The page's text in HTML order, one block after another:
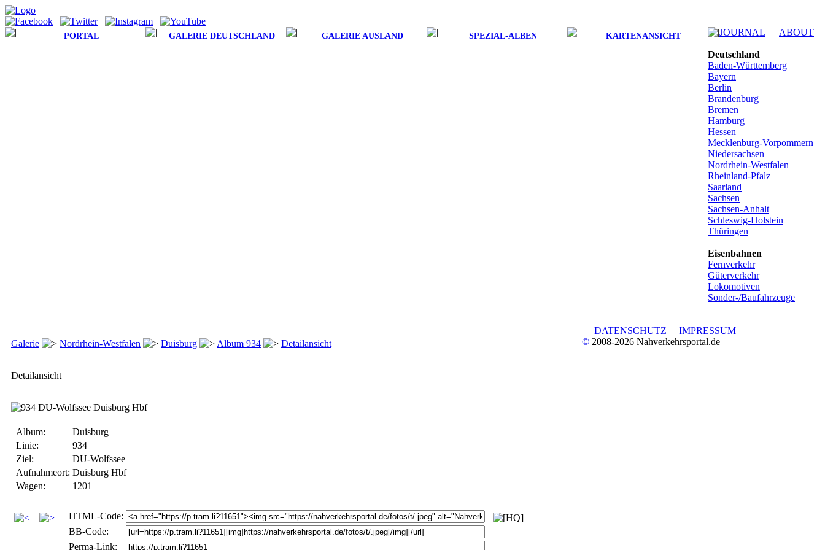
PORTAL GALERIE DEUTSCHLAND GALERIE AUSLAND SPEZIAL-ALBEN KARTENANSICHT
Deutschland
Baden-Württemberg
Bayern
Berlin
Brandenburg
Bremen
Hamburg
Hessen
Mecklenburg-Vorpommern
Niedersachsen
Nordrhein-Westfalen
Rheinland-Pfalz
Saarland
Sachsen
Sachsen-Anhalt
Schleswig-Holstein
Thüringen
Eisenbahnen
Fernverkehr
Güterverkehr
Lokomotiven
Sonder-/Baufahrzeuge
Galerie Nordrhein-Westfalen Duisburg Album 934 Detailansicht
Detailansicht
Album:
Duisburg
Linie:
934
Ziel:
DU-Wolfssee
Aufnahmeort: Duisburg Hbf
Wagen:
1201
HTML-Code:
BB-Code:
Perma-Link:
JOURNAL ABOUT
DATENSCHUTZ
IMPRESSUM
© 2008-2026 Nahverkehrsportal.de